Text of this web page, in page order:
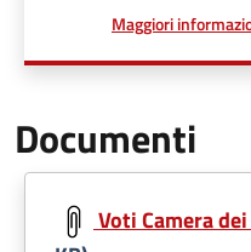
Maggiori
Documenti
Voti Camera